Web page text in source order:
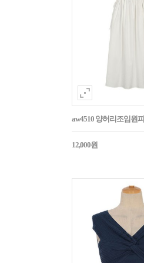
aw4510 양허리조임원
12,000원